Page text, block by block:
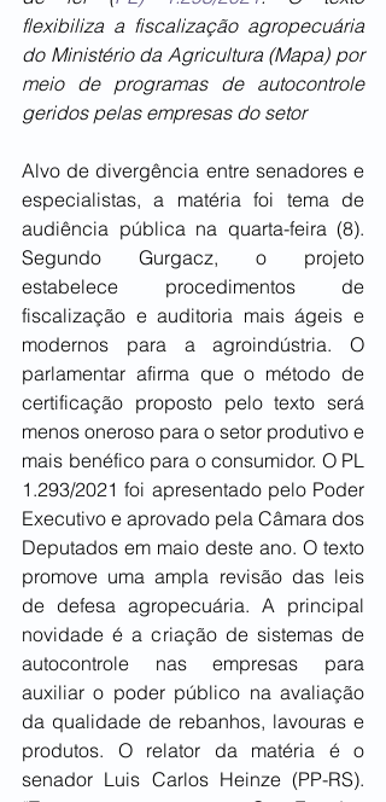
flexibiliza a fiscalização agropecuária
do Ministério da Agricultura (Mapa) por
meio de programas de autocontrole
geridos pelas empresas do setor
Alvo de divergência entre senadores e
especialistas, a matéria foi tema de
audiência pública na quarta-feira (8).
Segundo Gurgacz, o projeto
estabelece procedimentos de
fiscalização e auditoria mais ágeis e
modernos para a agroindústria. O
parlamentar afirma que o método de
certificação proposto pelo texto será
menos oneroso para o setor produtivo e
mais benéfico para o consumidor. O PL
1.293/2021 foi apresentado pelo Poder
Executivo e aprovado pela Câmara dos
Deputados em maio deste ano. O texto
promove uma ampla revisão das leis
de defesa agropecuária. A principal
novidade é a criação de sistemas de
autocontrole nas empresas para
auxiliar o poder público na avaliação
da qualidade de rebanhos, lavouras e
produtos. O relator da matéria é o
senador Luis Carlos Heinze (PP-RS).